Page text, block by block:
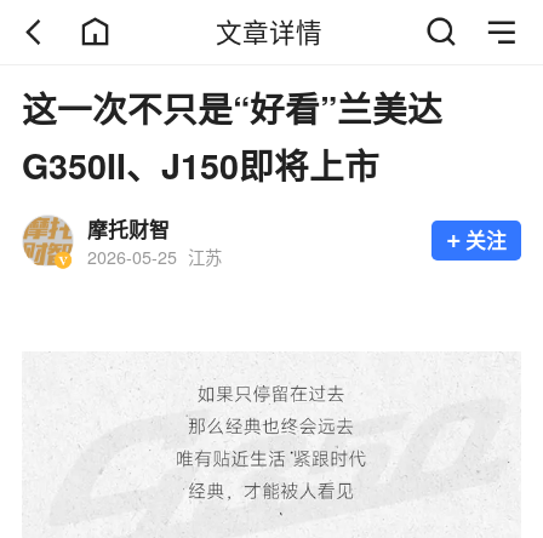
文章详情
这一次不只是“好看”兰美达
G350II、J150即将上市
摩托财智
2026-05-25 江苏
+ 关注